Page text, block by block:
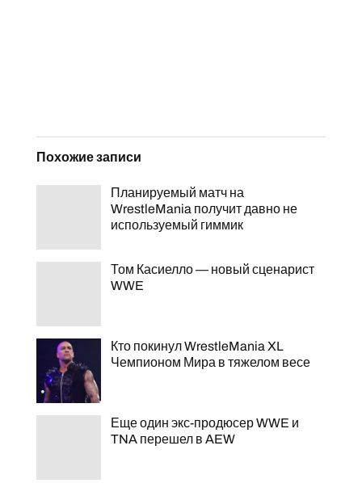
Похожие записи
Планируемый матч на
WrestleMania получит давно не
используемый гиммик
Том Касиелло — новый сценарист
WWE
Кто покинул WrestleMania XL
Чемпионом Мира в тяжелом весе
Еще один экс-продюсер WWE и
TNA перешел в AEW